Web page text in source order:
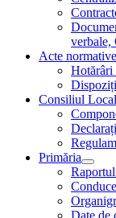
verbale,
Acte
Consiliul Local
Primăria
Date de